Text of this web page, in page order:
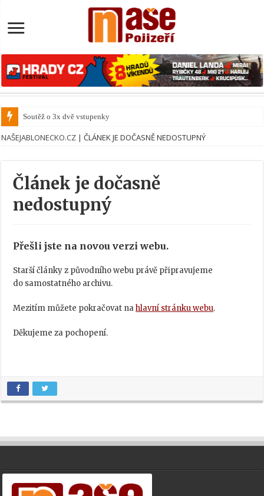
Soutěž o 3x dvě vstupenky na
NAŠEJABLONECKO.CZ | ČLÁNEK JE DOČASNĚ NEDOSTUPNÝ
Článek je dočasně
nedostupný
Přešli jste na novou verzi webu.
Starší články z původního webu právě připravujeme
do samostatného archivu.
Mezitím můžete pokračovat nahlavní stránku webu.
Děkujeme za pochopení.